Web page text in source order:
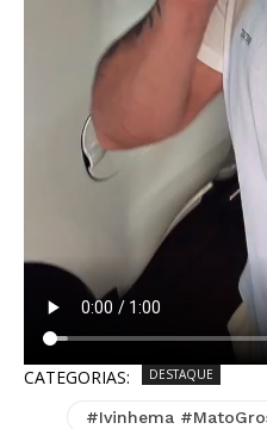
CATEGORIAS: DESTAQUE
#Ivinhema